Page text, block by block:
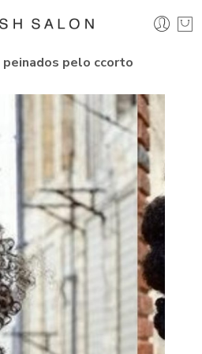
peinados pelo ccorto